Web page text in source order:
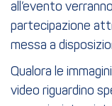
all’evento
partecipazione
messa a
Qualora le
video riguardino